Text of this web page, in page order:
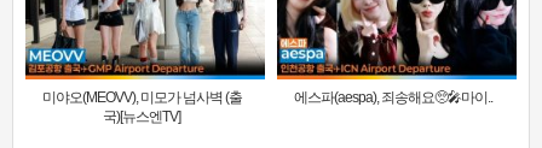
미야오(MEOVV), 미모가 넘사벽 (출
국)[뉴스엔TV]
에스파(aespa), 죄송해요🥺🎤마이..